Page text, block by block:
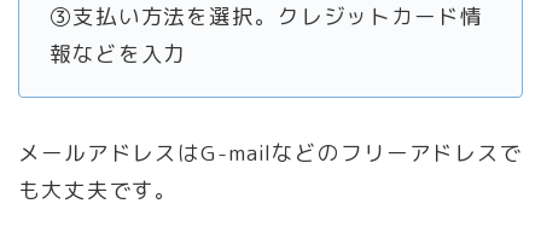
③支払い方法を選択。クレジットカード情
報などを入力
メールアドレスはG-mailなどのフリーアドレスで
も大丈夫です。